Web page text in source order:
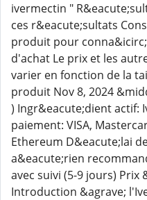
ivermectin "
ces r&eacute;sultats
produit pour
d'achat Le prix et les
varier en fonction de la
produit Nov 8, 2024
) Ingr&eacute;dient actif:
paiement: VISA,
Ethereum D&eacute;lai
a&eacute;rien
avec suivi (5-9 jours)
Introduction &agrave;